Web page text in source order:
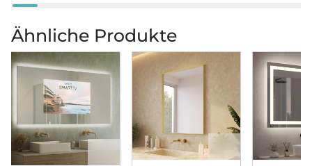
Ähnliche Produkte